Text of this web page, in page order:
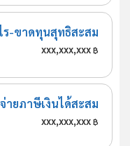
ร-ขาดทุนสุทธิสะสม
xxx,xxx,xxx฿
ายภาษีเงินได้สะสม
xxx,xxx,xxx฿